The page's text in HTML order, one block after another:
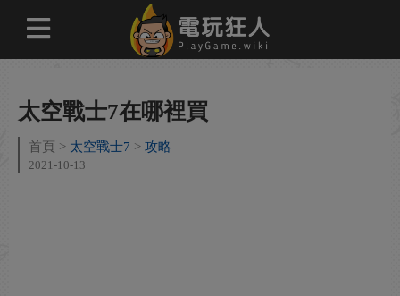
太空戰士7在哪裡買
首頁 太空戰士7 攻略
2021-10-13